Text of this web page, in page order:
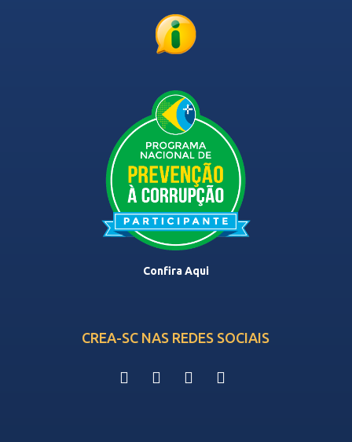
Confira Aqui
CREA-SC NAS REDES SOCIAIS